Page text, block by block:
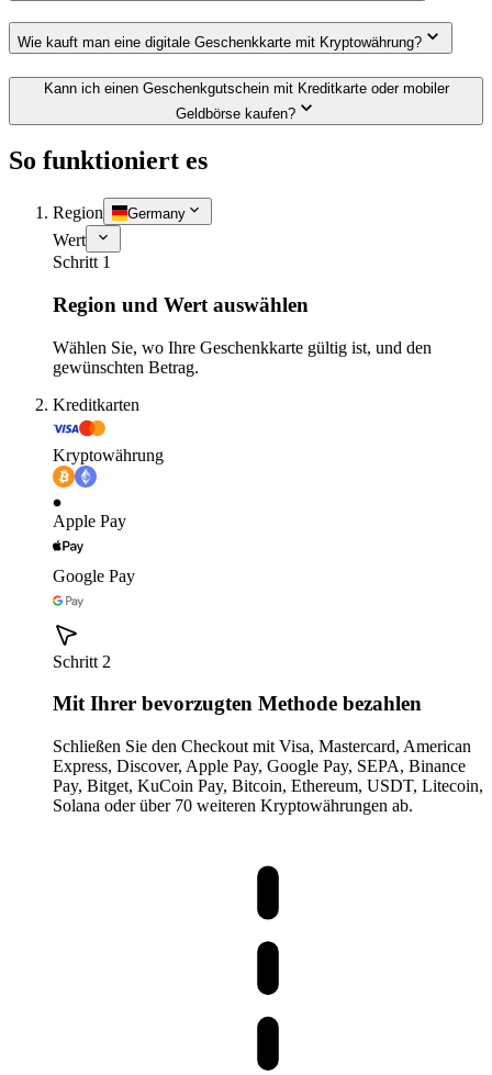
Wie kauft man eine digitale Geschenkkarte mit Kryptowährung?
Kann ich einen Geschenkgutschein mit Kreditkarte oder mobiler
Geldbörse kaufen?
So funktioniert es
Region Germany
Wert
Schritt 1
Region und Wert auswählen
Wählen Sie, wo Ihre Geschenkkarte gültig ist, und den
gewünschten Betrag.
Kreditkarten
Kryptowährung
Apple Pay
Google Pay
Schritt 2
Mit Ihrer bevorzugten Methode bezahlen
Schließen Sie den Checkout mit Visa, Mastercard, American
Express, Discover, Apple Pay, Google Pay, SEPA, Binance
Pay, Bitget, KuCoin Pay, Bitcoin, Ethereum, USDT, Litecoin,
Solana oder über 70 weiteren Kryptowährungen ab.